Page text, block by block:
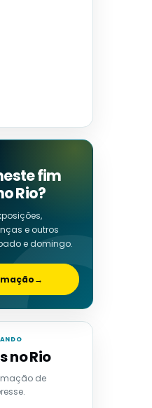
fim
Rio?
e outros
e domingo.
→
no Rio
de